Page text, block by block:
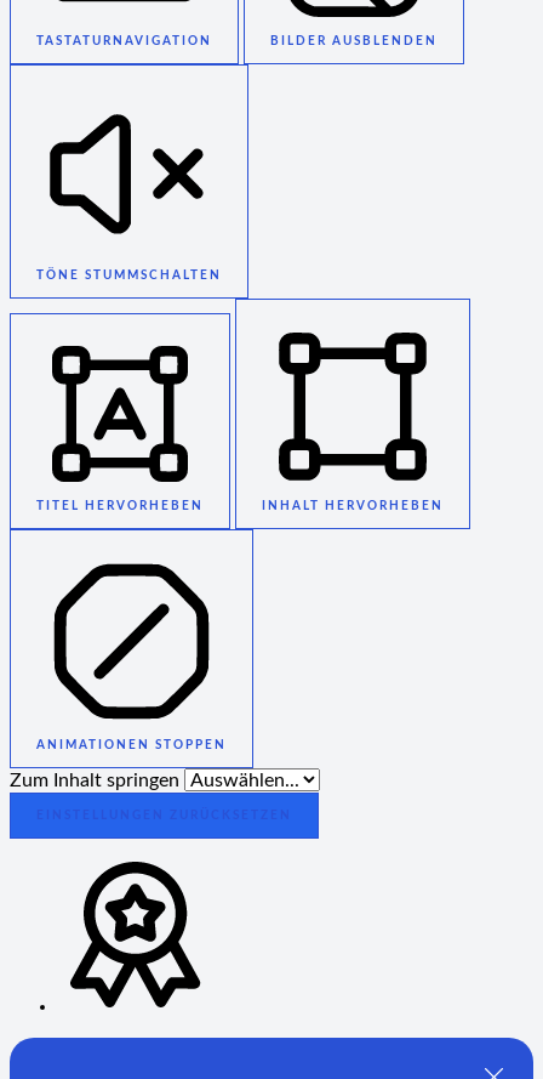
TASTATURNAVIGATION BILDER AUSBLENDEN
TÖNE STUMMSCHALTEN
TITEL HERVORHEBEN INHALT HERVORHEBEN
ANIMATIONEN STOPPEN
Zum Inhalt springen